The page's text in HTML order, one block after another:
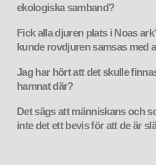
ekologiska samband?
Fick alla djuren plats i Noas
kunde rovdjuren samsas med
Jag har hört att det skulle
hamnat där?
Det sägs att människans och
inte det ett bevis för att de är